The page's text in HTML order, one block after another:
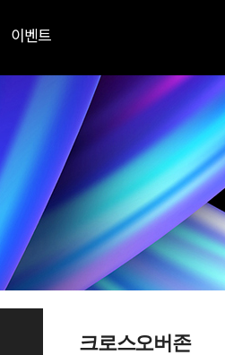
이벤트
크로스오버존